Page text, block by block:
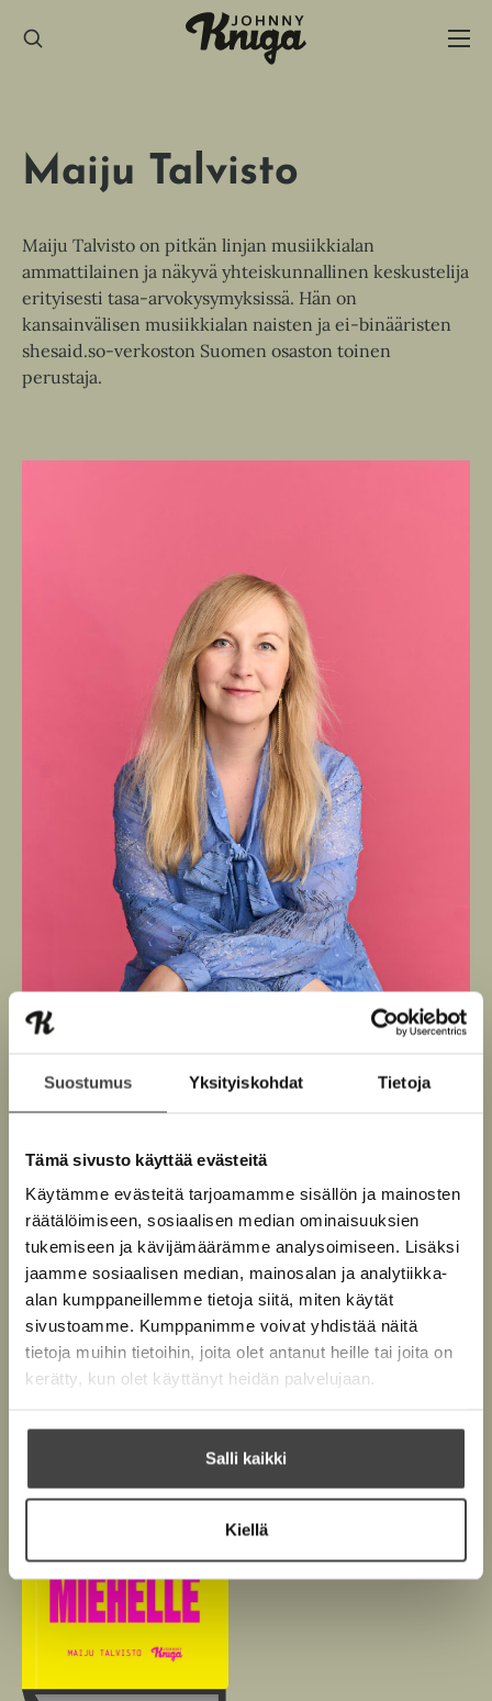
Suostumus Yksityiskohdat Tietoja
Tämä sivusto käyttää evästeitä
Käytämme evästeitä tarjoamamme sisällön ja mainosten
räätälöimiseen, sosiaalisen median ominaisuuksien
tukemiseen ja kävijämäärämme analysoimiseen. Lisäksi
jaamme sosiaalisen median, mainosalan ja analytiikka-
alan kumppaneillemme tietoja siitä, miten käytät
sivustoamme. Kumppanimme voivat yhdistää näitä
tietoja muihin tietoihin, joita olet antanut heille tai joita on
kerätty, kun olet käyttänyt heidän palvelujaan.
Salli kaikki
Kiellä
sisältöön
Maiju Talvisto
Maiju Talvisto on pitkän linjan musiikkialan
ammattilainen ja näkyvä yhteiskunnallinen keskustelija
erityisesti tasa-arvokysymyksissä. Hän on
kansainvälisen musiikkialan naisten ja ei-binääristen
shesaid.so-verkoston Suomen osaston toinen
perustaja.
Kuva: Vuokko Salo
Teokset
Elokuu 2026